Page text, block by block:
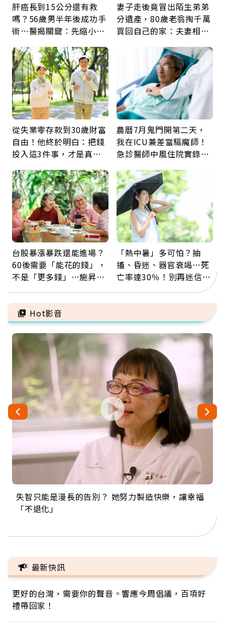
肝癌長到15公分還有救
嗎？56歲男半年後成功手
術…醫揭關鍵：先縮小腫
妻子走後竟冒出陌生弟弟
分遺產，80歲老翁掏千萬
買回自己的家：夫妻相守
從失業零存款到30歲財富
自由！他終於明白：把錢
投入這3件事，才是真正
農曆7月鬼門開第二天，
我在ICU兼差當驅魔師！
急診醫師中風住院實錄：
台股暴漲暴跌還能進場？
60後需要「能花的錢」，
不是「更多錢」…施昇
票
「熱中暑」多可怕？抽
搐、昏迷、器官衰竭…死
亡率達30％！別再迷信
「擦酒精、吃退燒藥」，
5招才能真救命
Hot影音
失智只能是漫長的告別？ 她努力製造快樂，讓幸福
「不退化」
來自剛果的巧克力神父 為台灣奉獻36年 「台灣是我
的家，我連作夢都講台語！」
63歲卸矽谷副總、搬回台灣找快樂！「蛋黃哥小
丑」走進安養院，逗樂上萬爺奶：退休後才開始真
104歲打破金氏世界紀錄 成為全球最年長羽球選
手，分享長壽的秘密原來是「這個」
事業巔峰他選擇追夢…黑手阿伯拉小提琴還登上小
巨蛋！連CNN都大讚！
最新快訊
更好的台灣，需要你的聲音。響應今周倡議，百項好
禮帶回家！